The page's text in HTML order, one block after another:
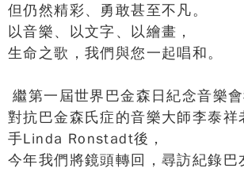
但仍然精彩、勇敢甚至不凡。
以音樂、以文字、以繪畫，
生命之歌，我們與您一起唱和。
繼第一屆世界巴金森日紀念音樂
對抗巴金森氏症的音樂大師李泰祥
手Linda Ronstadt後，
今年我們將鏡頭轉回，尋訪紀錄巴